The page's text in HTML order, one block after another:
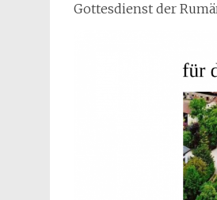
Gottesdienst der